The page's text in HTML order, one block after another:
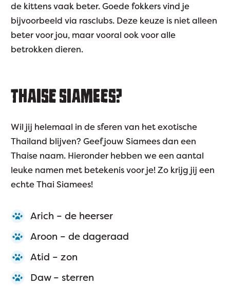
de kittens vaak beter. Goede fokkers vind je
bijvoorbeeld via rasclubs. Deze keuze is niet alleen
beter voor jou, maar vooral ook voor alle
betrokken dieren.
THAISE SIAMEES?
Wil jij helemaal in de sferen van het exotische
Thailand blijven? Geef jouw Siamees dan een
Thaise naam. Hieronder hebben we een aantal
leuke namen met betekenis voor je! Zo krijg jij een
echte Thai Siamees!
Arich – de heerser
Aroon – de dageraad
Atid – zon
Daw – sterren